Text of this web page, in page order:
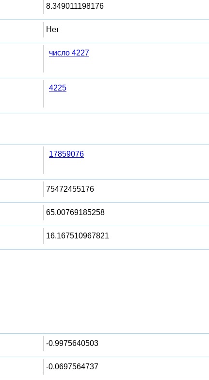
8.349011198176
Нет
число 4227
4225
17859076
75472455176
65.00769185258
16.167510967821
-0.9975640503
-0.0697564737